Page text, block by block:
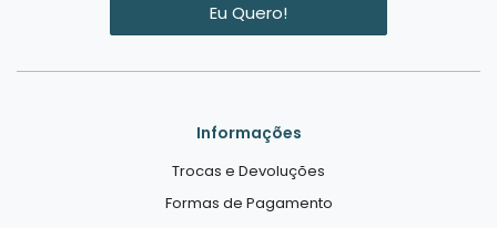
Eu Quero!
Informações
Trocas e Devoluções
Formas de Pagamento